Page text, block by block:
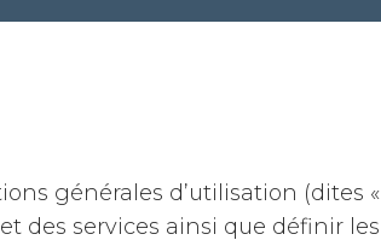
générales d’utilisation (dites
des services ainsi que définir